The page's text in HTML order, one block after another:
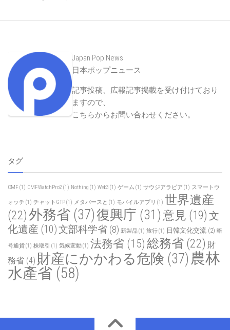
Japan Pop News
日本ポップニュース
記事投稿、広報記事掲載を受け付けており
ますので、
こちらからお問い合わせください。
タグ
CMF (1) CMFWatchPro2 (1) Nothing (1) Web3 (1) ゲーム (1) サウジアラビア (1) スマートウ
ォッチ (1) チャットGTP(1) メタバースと (1) モバイルアプリ (1) 世界遺産
(22)外務省 (37)復興庁 (31)意見 (19) 文
化遺産 (10)文部科学省 (8) 新製品(1) 旅行(1) 日韓文化交流 (2) 暗
号通貨(1) 株取引 (1) 気候変動(1) 法務省 (15) 総務省 (22) 財
務省 (4) 財産にかかわる危険 (37) 農林
水產省 (58)